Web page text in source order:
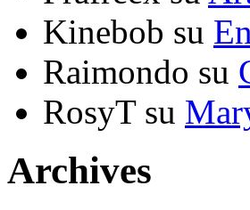
Kinebob su
Raimondo su
RosyTsu
Archives